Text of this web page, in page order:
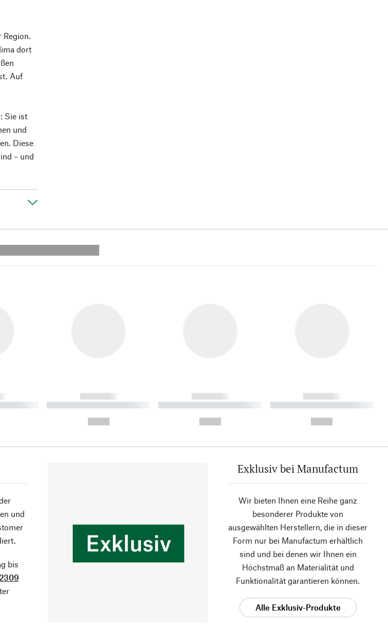
Region.
dort
Auf
Sie ist
und
Diese
– und
----------
------------
----------- ----------- ----------
------------
----------- ----------- ----------
------------
----------- ----------- ----------
und
bis
Exklusiv bei Manufactum
Wir bieten Ihnen eine Reihe ganz
besonderer Produkte von
ausgewählten Herstellern, die in dieser
Form nur bei Manufactum erhältlich
sind und bei denen wir Ihnen ein
Höchstmaß an Materialität und
Funktionalität garantieren können.
Alle Exklusiv-Produkte